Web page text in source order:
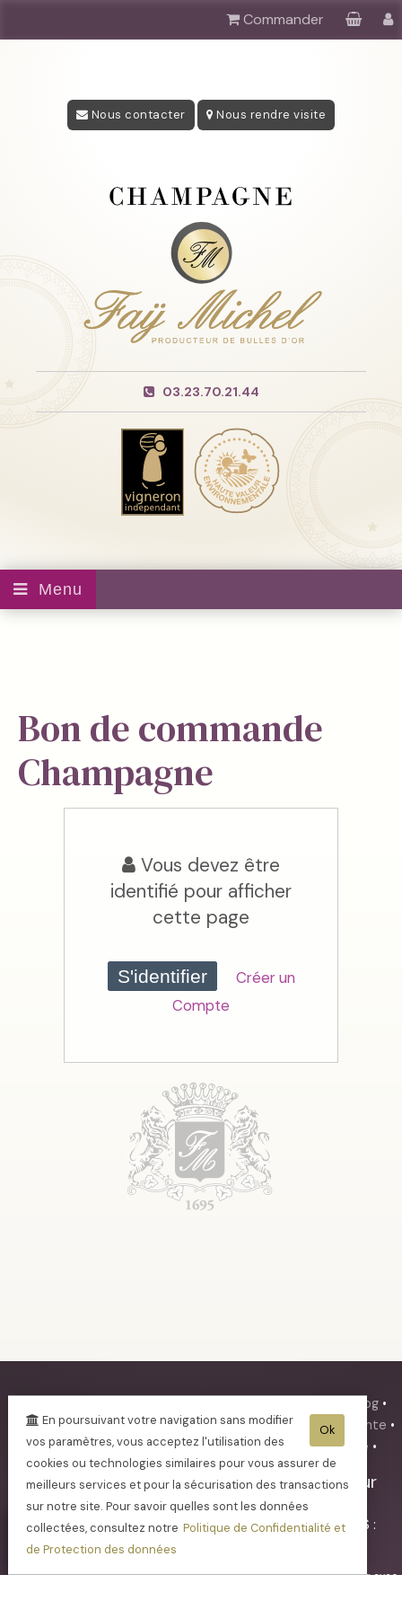
Commander
Nous contacter Nous rendre visite
03.23.70.21.44
Menu
Bon de commande
Champagne
Vous devez être
identifié pour afficher
cette page
S'identifier
Créer un
Compte
Mini-blog •
Protection des données•Conditions Générales de Vente •
Tarifs expedition•Se connecter• Payer une facture •
Champagne FAY Michel-21 rue Pasteur
02850BARZY SUR MARNE
Tél. 03.23.70.21.44- Tva. : FR31410766844 - RCS :
SOISSONS 410 766 844
- L'abus d'alcool est dangereux pour la santé, sachez consommer avec
Ok
En poursuivant votre navigation sans modifier
vos paramètres, vous acceptez l'utilisation des
cookies ou technologies similaires pour vous assurer de
meilleurs services et pour la sécurisation des transactions
sur notre site. Pour savoir quelles sont les données
collectées, consultez notre Politique de Confidentialité et
de Protection des données